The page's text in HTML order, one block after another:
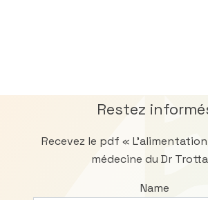
Restez
Recevez le pdf «
médecine du Dr
Name